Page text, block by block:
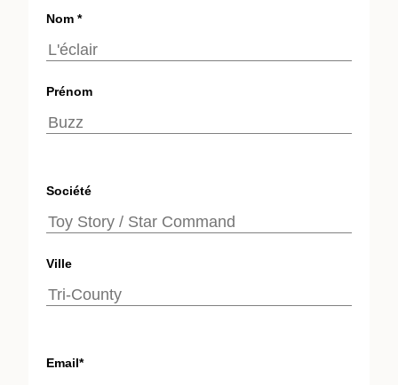
Nom *
Prénom
Société
Ville
Email*